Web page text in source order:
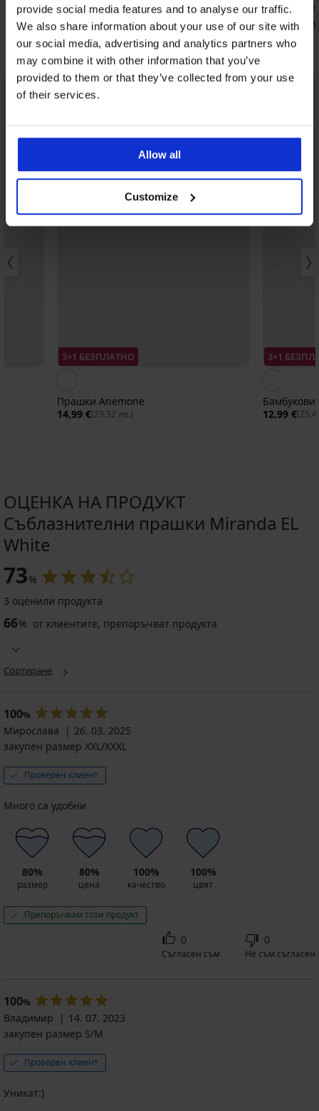
provide social media features and to analyse our traffic.
We also share information about your use of our site with
our social media, advertising and analytics partners who
may combine it with other information that you’ve
provided to them or that they’ve collected from your use
of their services.
Allow all
Customize
15,99 €(31,27 лв.)
40,99 €
32,79 €
Открийте подобни артикули
LIMITED
3+1 БЕЗПЛАТНО
Прашки Anemone
14,99 €(29,32 лв.)
3+1
12,99 €
ОЦЕНКА НА ПРОДУКТ
Съблазнителни прашки Miranda EL
White
73%
3 оценили продукта
66% от клиентите, препоръчват продукта
Сортиране
100%
Мирослава
26. 03. 2025
закупен размер XXL/XXXL
Проверен клиент
Много са удобни
80%
размер
80%
цена
100%
качество
100%
цвят
Препоръчвам този продукт
0
Съгласен съм
0
Не съм съгласен
100%
Владимир
14. 07. 2023
закупен размер S/M
Проверен клиент
Уникат:)